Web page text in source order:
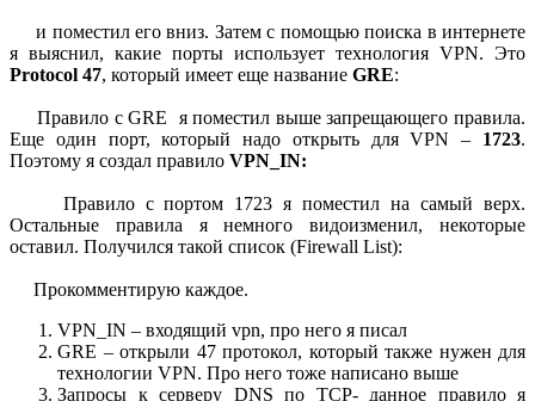
и поместил его вниз. Затем с помощью поиска в интернете
я выяснил, какие порты использует технология VPN. Это
Protocol 47, который имеет еще название GRE:
Правило с GRE я поместил выше запрещающего правила.
Еще один порт, который надо открыть для VPN – 1723.
Поэтому я создал правило VPN_IN:
Правило с портом 1723 я поместил на самый верх.
Остальные правила я немного видоизменил, некоторые
оставил. Получился такой список (Firewall List):
Прокомментирую каждое.
VPN_IN – входящий vpn, про него я писал
GRE – открыли 47 протокол, который также нужен для
технологии VPN. Про него тоже написано выше
Запросы к серверу DNS по TCP- данное правило я